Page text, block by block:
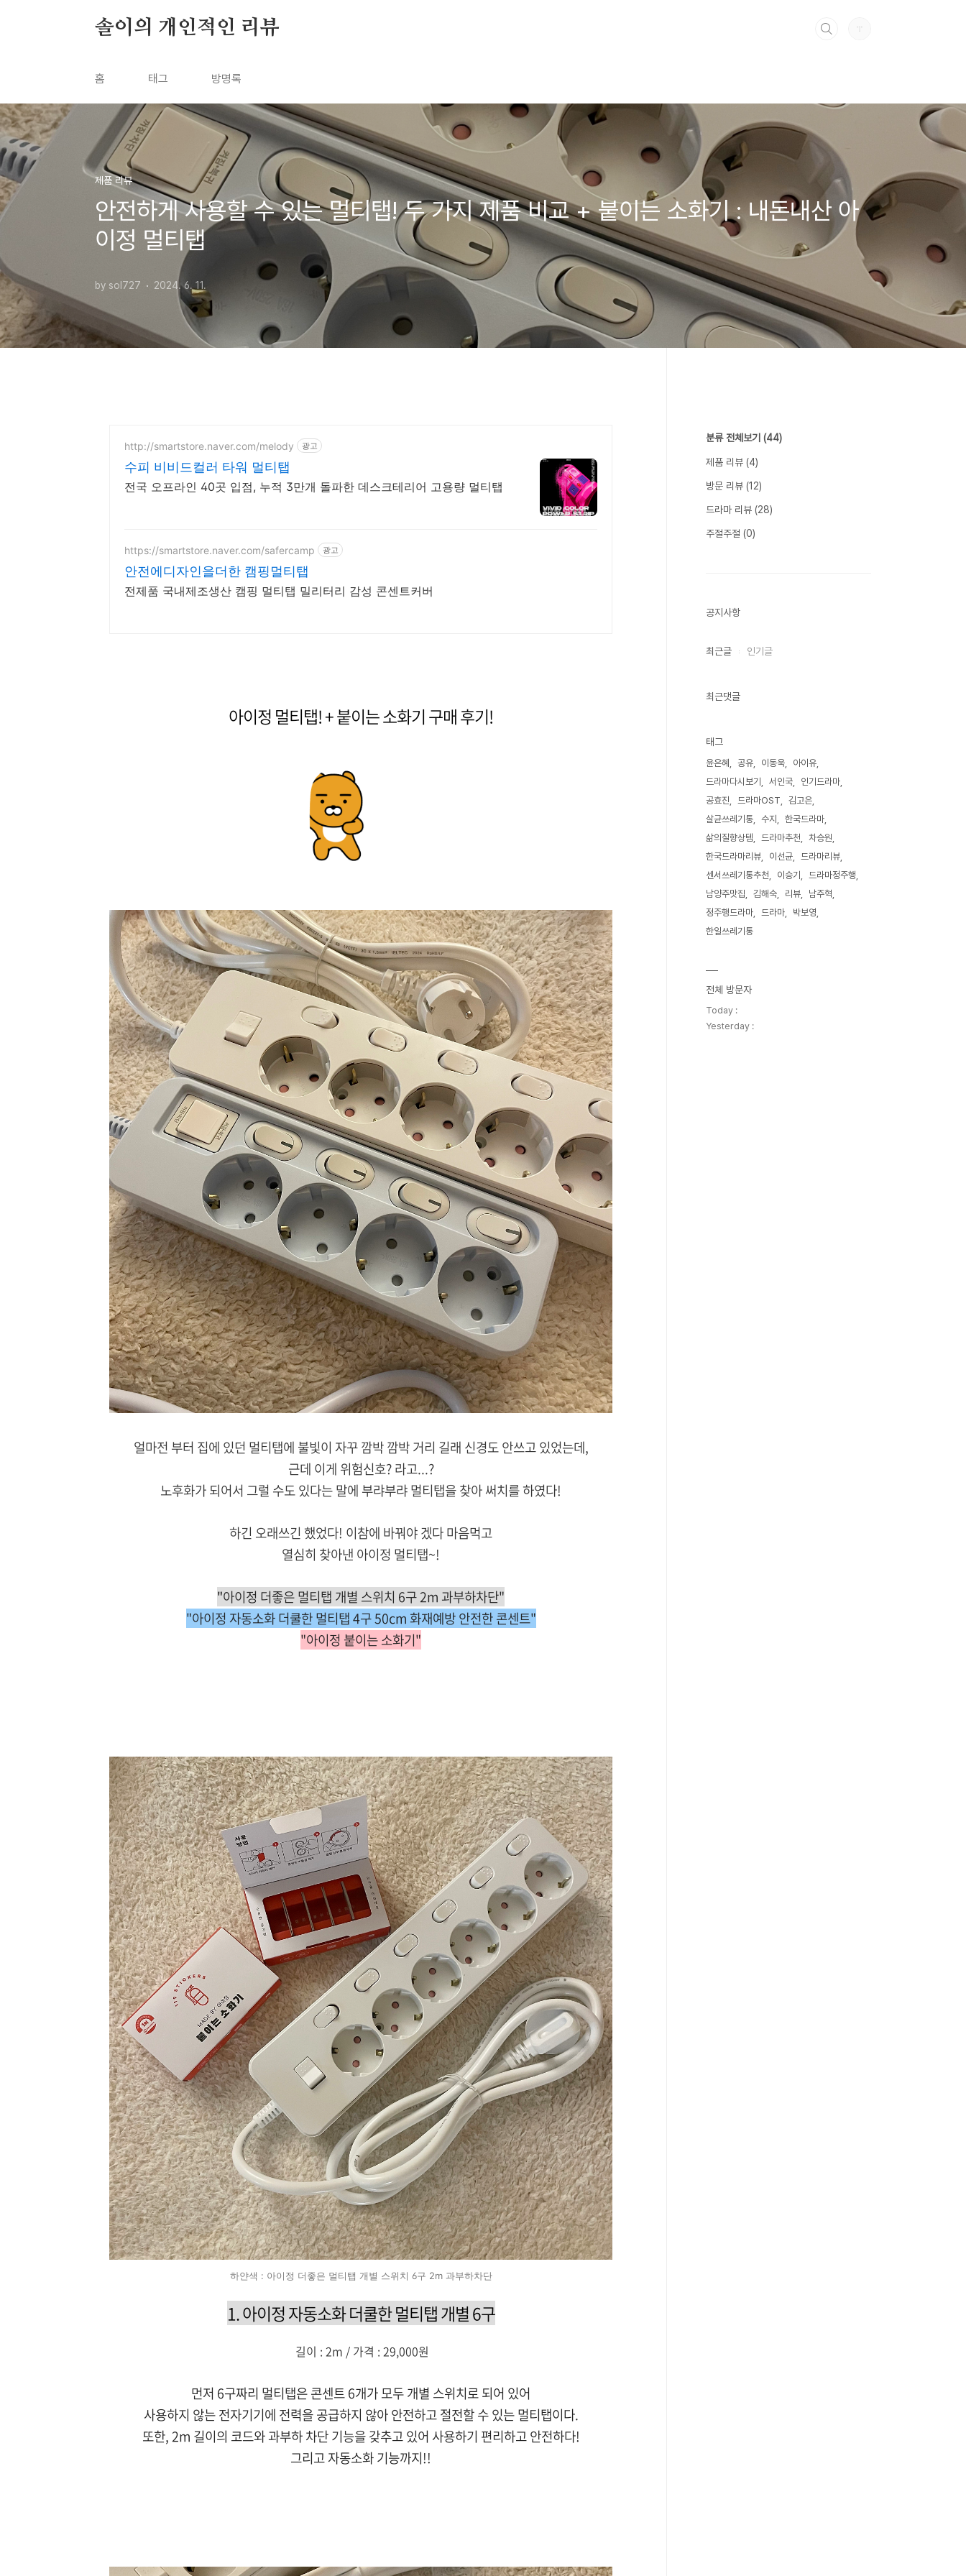
솔이의 개인적인 리뷰
홈 태그 방명록
제품 리뷰
안전하게 사용할 수 있는 멀티탭! 두 가지 제품 비교 + 붙이는 소화기 : 내돈내산 아
이정 멀티탭
by sol727 2024. 6. 11.
http://smartstore.naver.com/melody 광고
수피 비비드컬러 타워 멀티탭
전국 오프라인 40곳 입점, 누적 3만개 돌파한 데스크테리어 고용량 멀티탭
https://smartstore.naver.com/safercamp 광고
안전에디자인을더한 캠핑멀티탭
전제품 국내제조생산 캠핑 멀티탭 밀리터리 감성 콘센트커버
아이정 멀티탭! + 붙이는 소화기 구매 후기!
얼마전 부터 집에 있던 멀티탭에 불빛이 자꾸 깜박 깜박 거리 길래 신경도 안쓰고 있었는데,
근데 이게 위험신호? 라고...?
노후화가 되어서 그럴 수도 있다는 말에 부랴부랴 멀티탭을 찾아 써치를 하였다!
하긴 오래쓰긴 했었다! 이참에 바꿔야 겠다 마음먹고
열심히 찾아낸 아이정 멀티탭~!
"아이정 더좋은 멀티탭 개별 스위치 6구 2m 과부하차단"
"아이정 자동소화 더쿨한 멀티탭 4구 50cm 화재예방 안전한 콘센트"
"아이정 붙이는 소화기"
하얀색 : 아이정 더좋은 멀티탭 개별 스위치 6구 2m 과부하차단
1. 아이정자동소화 더쿨한 멀티탭 개별 6구
길이 : 2m / 가격 : 29,000원
먼저 6구짜리 멀티탭은 콘센트 6개가 모두 개별 스위치로 되어 있어
사용하지 않는 전자기기에 전력을 공급하지 않아 안전하고 절전할 수 있는 멀티탭이다.
또한, 2m 길이의 코드와 과부하 차단 기능을 갖추고 있어 사용하기 편리하고 안전하다!
그리고 자동소화 기능까지!!
분류 전체보기 (44)
제품 리뷰 (4)
방문 리뷰 (12)
드라마 리뷰 (28)
주절주절 (0)
공지사항
최근글 인기글
최근댓글
태그
윤은혜 공유 이동욱
아이유
드라마다시보기
서인국
인기드라마
공효진
드라마OST
김고은
살균쓰레기통
수지
한국드라마
삶의질향상템
드라마추천
차승원
한국드라마리뷰
이선균
드라마리뷰
센서쓰레기통추천
이승기
드라마정주행
남양주맛집
김해숙 리뷰
남주혁
정주행드라마
드라마
박보영
한일쓰레기통
전체 방문자
Today :
Yesterday :